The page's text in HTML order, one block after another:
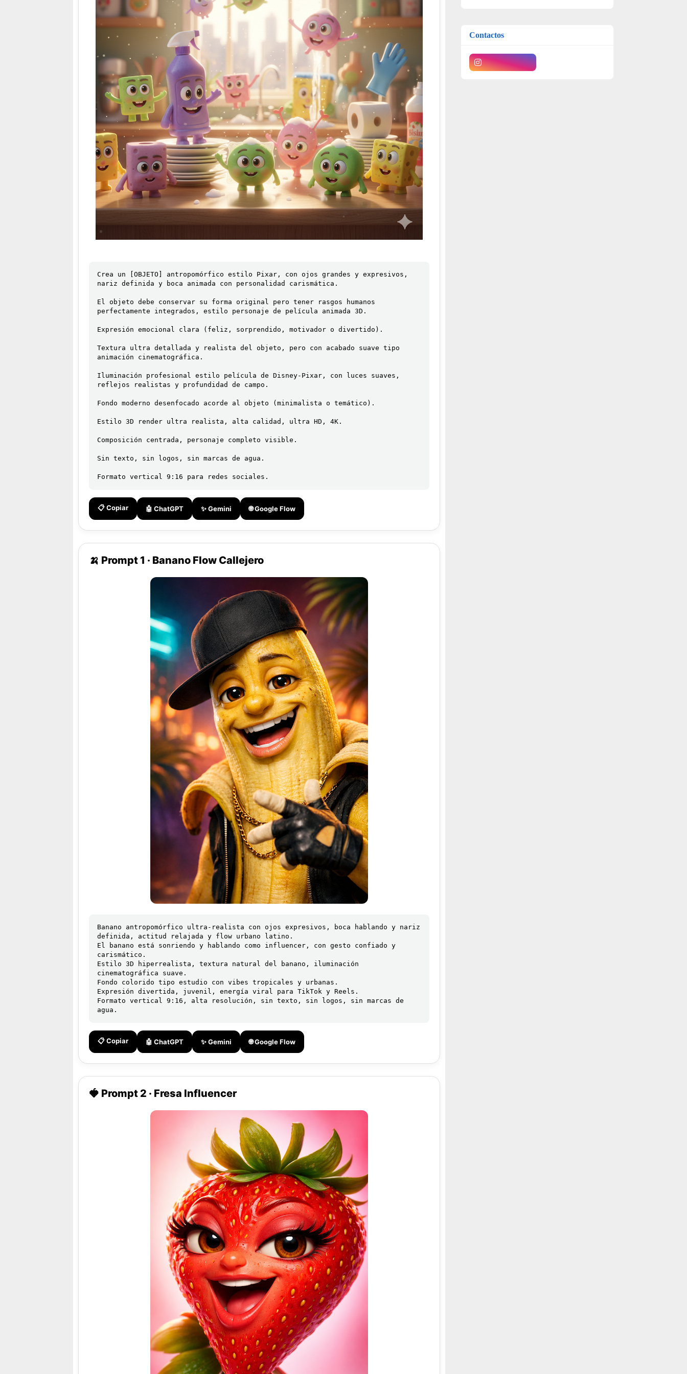
Crea un [OBJETO] antropomórfico estilo Pixar, con ojos grandes y expresivos,
nariz definida y boca animada con personalidad carismática.
El objeto debe conservar su forma original pero tener rasgos humanos
perfectamente integrados, estilo personaje de película animada 3D.
Expresión emocional clara (feliz, sorprendido, motivador o divertido).
Textura ultra detallada y realista del objeto, pero con acabado suave tipo
animación cinematográfica.
Iluminación profesional estilo película de Disney-Pixar, con luces suaves,
reflejos realistas y profundidad de campo.
Fondo moderno desenfocado acorde al objeto (minimalista o temático).
Estilo 3D render ultra realista, alta calidad, ultra HD, 4K.
Composición centrada, personaje completo visible.
Sin texto, sin logos, sin marcas de agua.
Formato vertical 9:16 para redes sociales.
📋 Copiar 🤖 ChatGPT ✨ Gemini 🌐 Google Flow
🍌 Prompt 1 · Banano Flow Callejero
Banano antropomórfico ultra-realista con ojos expresivos, boca hablando y nariz
definida, actitud relajada y flow urbano latino.
El banano está sonriendo y hablando como influencer, con gesto confiado y
carismático.
Estilo 3D hiperrealista, textura natural del banano, iluminación
cinematográfica suave.
Fondo colorido tipo estudio con vibes tropicales y urbanas.
Expresión divertida, juvenil, energía viral para TikTok y Reels.
Formato vertical 9:16, alta resolución, sin texto, sin logos, sin marcas de
agua.
📋 Copiar 🤖 ChatGPT ✨ Gemini 🌐 Google Flow
🍓 Prompt 2 · Fresa Influencer
Contactos